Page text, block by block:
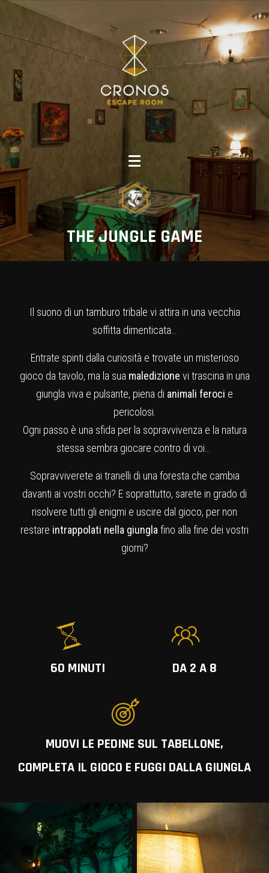
THE JUNGLE GAME
Il suono di un tamburo tribale vi attira in una vecchia
soffitta dimenticata…
Entrate spinti dalla curiosità e trovate un misterioso
gioco da tavolo, ma la sua maledizione vi trascina in una
giungla viva e pulsante, piena di animali feroci e
pericolosi.
Ogni passo è una sfida per la sopravvivenza e la natura
stessa sembra giocare contro di voi…
Sopravviverete ai tranelli di una foresta che cambia
davanti ai vostri occhi? E soprattutto, sarete in grado di
risolvere tutti gli enigmi e uscire dal gioco, per non
restare intrappolati nella giungla fino alla fine dei vostri
giorni?
60 MINUTI DA 2 A 8
MUOVI LE PEDINE SUL TABELLONE,
COMPLETA IL GIOCO E FUGGI DALLA GIUNGLA